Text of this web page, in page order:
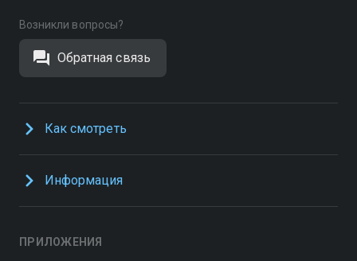
Возникли вопросы?
Обратная связь
Как смотреть
Информация
ПРИЛОЖЕНИЯ